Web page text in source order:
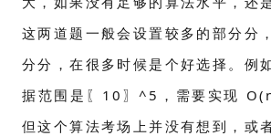
这两道题一般会设置较多的部分分
分分，在很多时候是个好选择。例
据范围是〖10〗^5，需要实现
但这个算法考场上并没有想到，或